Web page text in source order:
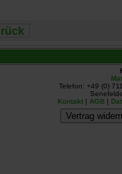
Telefon: +49 (0)
Kontakt | AGB |
Vertrag